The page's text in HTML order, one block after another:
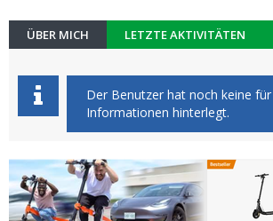
ÜBER MICH LETZTE AKTIVITÄTEN
Der Benutzer hat noch keine
Informationen hinterlegt.